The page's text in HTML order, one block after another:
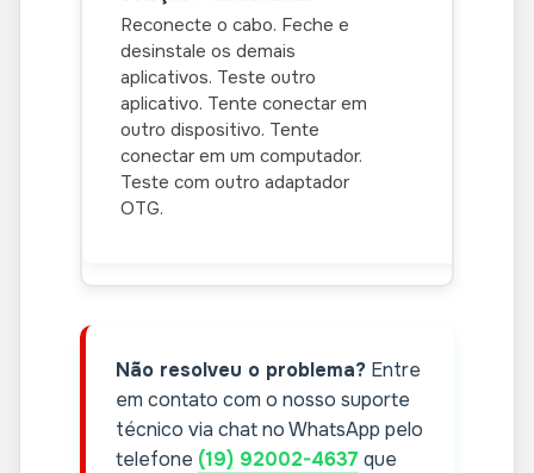
Reconecte o cabo. Feche e
desinstale os demais
aplicativos. Teste outro
aplicativo. Tente conectar em
outro dispositivo. Tente
conectar em um computador.
Teste com outro adaptador
OTG.
Não resolveu o problema? Entre
em contato com o nosso suporte
técnico via chat no WhatsApp pelo
telefone (19) 92002-4637 que